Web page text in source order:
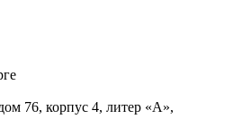
76, корпус 4, литер «А»,